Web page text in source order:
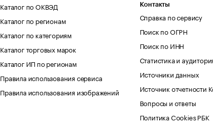
Каталог по ОКВЭД
Каталог по регионам
Каталог по категориям
Каталог торговых марок
Каталог ИП по регионам
Правила использования сервиса
Правила использования изображений
Контакты
Справка по сервису
Поиск по ОГРН
Поиск по ИНН
Статистика и
Источники данных
Источник отчетности
Вопросы и ответы
Политика Cookies РБК